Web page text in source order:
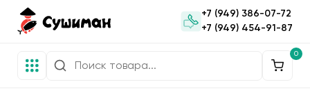
+7 (949) 386-07-72
+7 (949) 454-91-87
0